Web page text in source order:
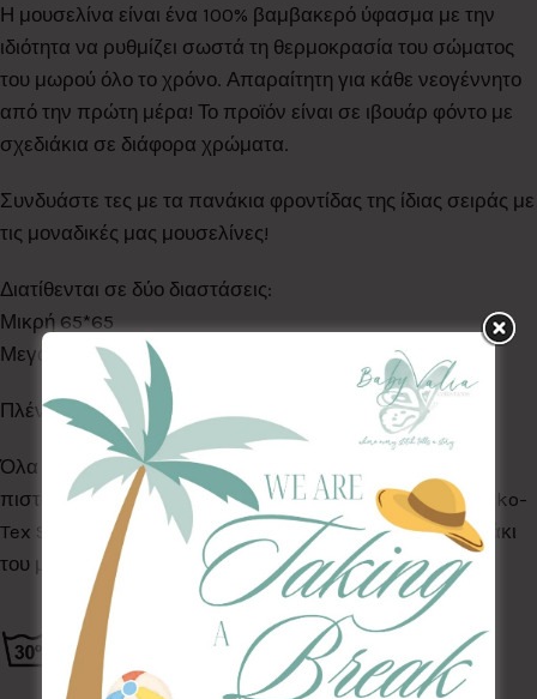
Η μουσελίνα είναι ένα 100% βαμβακερό ύφασμα με την
ιδιότητα να ρυθμίζει σωστά τη θερμοκρασία του σώματος
του μωρού όλο το χρόνο. Απαραίτητη για κάθε νεογέννητο
από την πρώτη μέρα! Το προϊόν είναι σε ιβουάρ φόντο με
σχεδιάκια σε διάφορα χρώματα.
Συνδυάστε τες με τα πανάκια φροντίδας της ίδιας σειράς με
τις μοναδικές μας μουσελίνες!
Διατίθενται σε δύο διαστάσεις:
Μικρή 65*65
Μεγάλη 120*120
Πλένονται στο πλυντήριο στους 30°C
Όλα τα Υφάσματα της συλλογής μας είναι ελεγμένα &
πιστοποιημένα για βλαβερές ουσίες σύμφωνα με το Oeko-
Tex Standard 100, κατάλληλα για το ευαίσθητο δερματάκι
του μωρού σας